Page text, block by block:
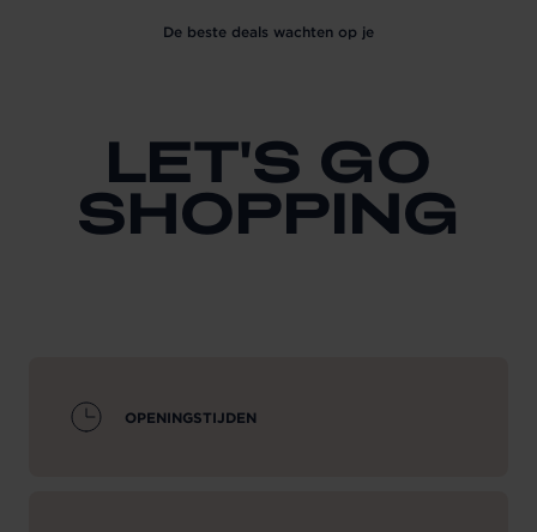
De beste deals wachten op je
LET'S GO
SHOPPING
OPENINGSTIJDEN